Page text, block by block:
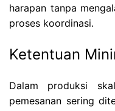
harapan tanpa
proses koordinasi.
Ketentuan
Dalam produksi
pemesanan sering